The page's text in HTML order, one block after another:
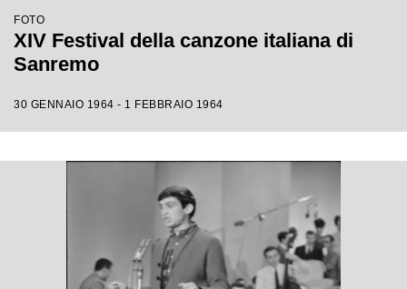
FOTO
XIV Festival della canzone italiana di
Sanremo
30 GENNAIO 1964 - 1 FEBBRAIO 1964